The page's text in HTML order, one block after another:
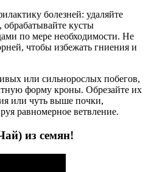
болезней: удаляйте
кусты
по мере необходимости. Не
чтобы избежать гниения и
или сильнорослых побегов,
форму кроны. Обрезайте их
или чуть выше почки,
равномерное ветвление.
из семян!